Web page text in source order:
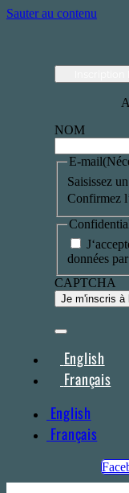
Sauter au contenu
NOM
E-mail
Saisissez
Confirmez
données
CAPTCHA
English
Français
English
Français